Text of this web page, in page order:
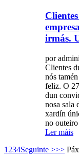
irmás.
por
Clientes
nós
feliz. O
dun
nosa sala
xardín
no
Ler máis
1 234Seguinte >>>